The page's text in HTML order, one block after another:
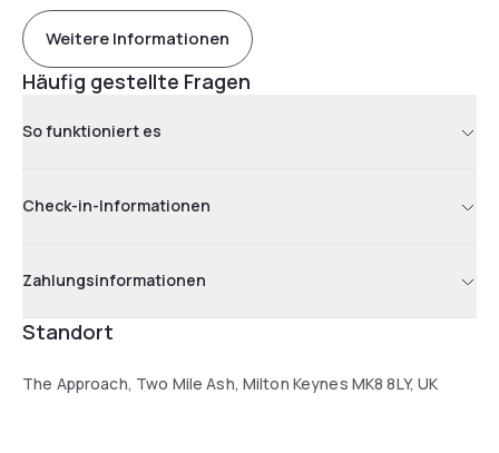
Weitere Informationen
Häufig gestellte Fragen
So funktioniert es
Check-in-Informationen
Zahlungsinformationen
Standort
The Approach, Two Mile Ash, Milton Keynes MK8 8LY, UK